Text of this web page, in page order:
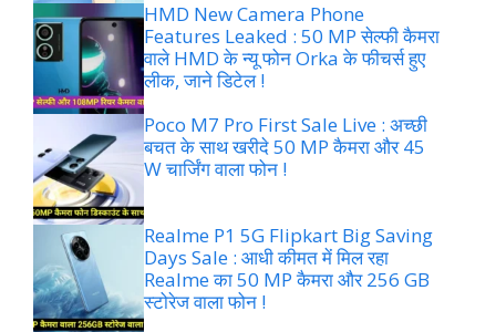
HMD New Camera Phone
Features Leaked : 50 MP सेल्फी कैमरा
वाले HMD के न्यू फोन Orka के फीचर्स हुए
लीक, जाने डिटेल !
Poco M7 Pro First Sale Live : अच्छी
बचत के साथ खरीदे 50 MP कैमरा और 45
W चार्जिंग वाला फोन !
Realme P1 5G Flipkart Big Saving
Days Sale : आधी कीमत में मिल रहा
Realme का 50 MP कैमरा और 256 GB
स्टोरेज वाला फोन !